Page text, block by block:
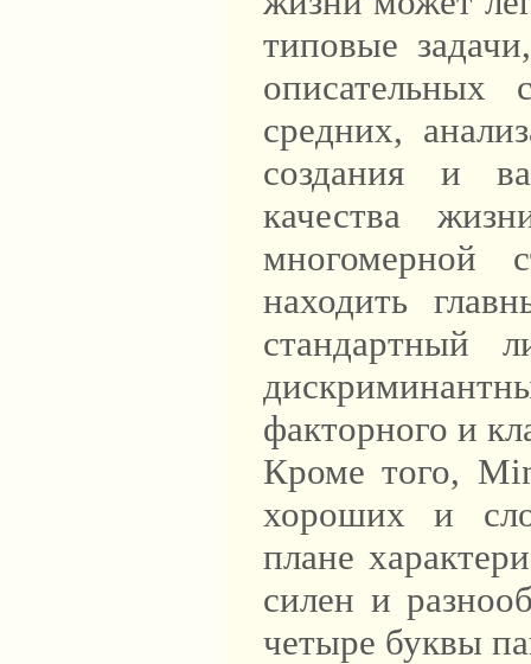
типовые
описательных
средних,
создания и
качества
многомерной
находить
стандартный
факторного и
Кроме того,
хороших и
плане
силен и
четыре буквы